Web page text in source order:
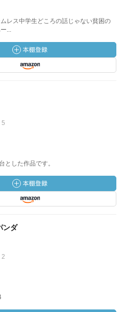
レス中学生どころの話じゃない貧困の
...
5
とした作品です。
ンダ
2